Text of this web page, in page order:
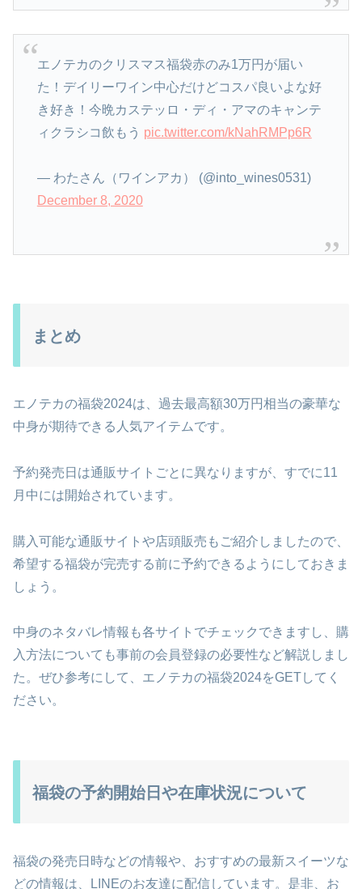
エノテカのクリスマス福袋赤のみ1万円が届い
た！デイリーワイン中心だけどコスパ良いよな好
き好き！今晩カステッロ・ディ・アマのキャンテ
ィクラシコ飲もう pic.twitter.com/kNahRMPp6R
— わたさん（ワインアカ） (@into_wines0531)
December 8, 2020
まとめ
エノテカの福袋2024は、過去最高額30万円相当の豪華な
中身が期待できる人気アイテムです。
予約発売日は通販サイトごとに異なりますが、すでに11
月中には開始されています。
購入可能な通販サイトや店頭販売もご紹介しましたので、
希望する福袋が完売する前に予約できるようにしておきま
しょう。
中身のネタバレ情報も各サイトでチェックできますし、購
入方法についても事前の会員登録の必要性など解説しまし
た。ぜひ参考にして、エノテカの福袋2024をGETしてく
ださい。
福袋の予約開始日や在庫状況について
福袋の発売日時などの情報や、おすすめの最新スイーツな
どの情報は、LINEのお友達に配信しています。是非、お